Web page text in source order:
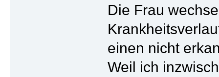
Die Frau
einen nicht
Weil ich